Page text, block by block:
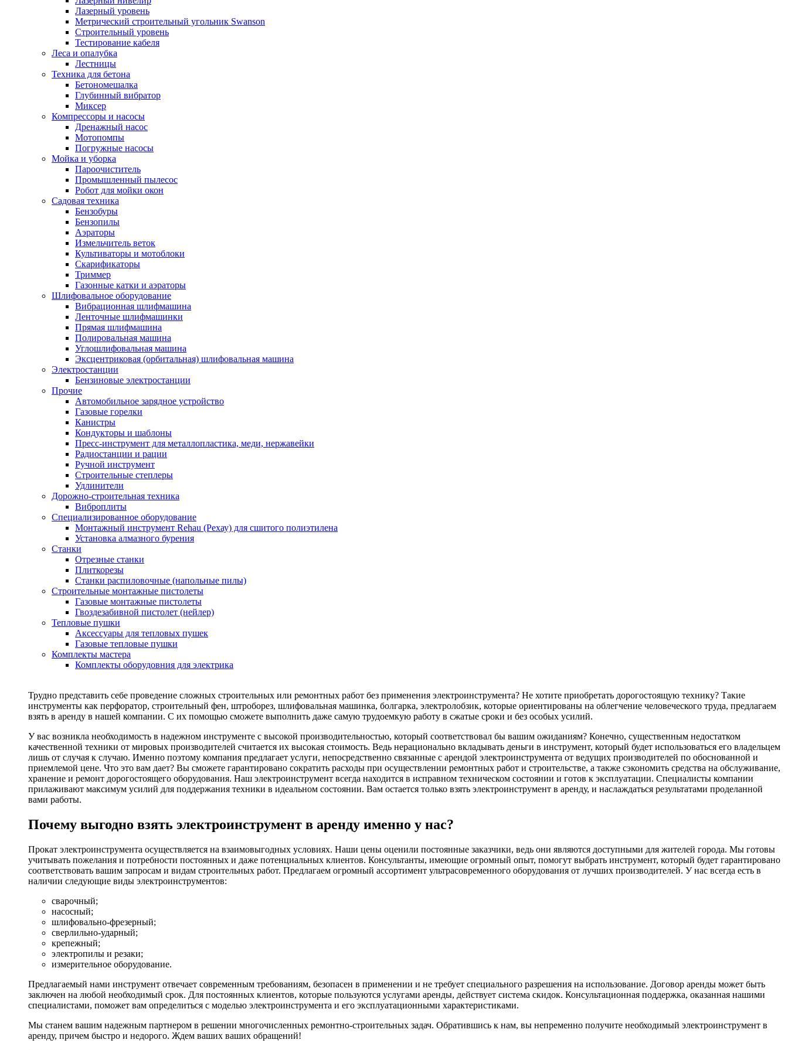
Лазерный уровень
Метрический строительный угольник Swanson
Строительный уровень
Тестирование кабеля
Леса и опалубка
Лестницы
Техника для бетона
Бетономешалка
Глубинный вибратор
Миксер
Компрессоры и насосы
Дренажный насос
Мотопомпы
Погружные насосы
Мойка и уборка
Пароочиститель
Промышленный пылесос
Робот для мойки окон
Садовая техника
Бензобуры
Бензопилы
Аэраторы
Измельчитель веток
Культиваторы и мотоблоки
Скарификаторы
Триммер
Газонные катки и аэраторы
Шлифовальное оборудование
Вибрационная шлифмашина
Ленточные шлифмашинки
Прямая шлифмашина
Полировальная машина
Углошлифовальная машина
Эксцентриковая (орбитальная) шлифовальная машина
Электростанции
Бензиновые электростанции
Прочие
Автомобильное зарядное устройство
Газовые горелки
Канистры
Кондукторы и шаблоны
Пресс-инструмент для металлопластика, меди, нержавейки
Радиостанции и рации
Ручной инструмент
Строительные степлеры
Удлинители
Дорожно-строительная техника
Виброплиты
Специализированное оборудование
Монтажный инструмент Rehau (Рехау) для сшитого полиэтилена
Установка алмазного бурения
Станки
Отрезные станки
Плиткорезы
Станки распиловочные (напольные пилы)
Строительные монтажные пистолеты
Газовые монтажные пистолеты
Гвоздезабивной пистолет (нейлер)
Тепловые пушки
Аксессуары для тепловых пушек
Газовые тепловые пушки
Комплекты мастера
Комплекты оборудовния для электрика
Трудно представить себе проведение сложных строительных или ремонтных работ без применения электроинструмента? Не хотите приобретать дорогостоящую технику? Такие
инструменты как перфоратор, строительный фен, штроборез, шлифовальная машинка, болгарка, электролобзик, которые ориентированы на облегчение человеческого труда, предлагаем
взять в аренду в нашей компании. С их помощью сможете выполнить даже самую трудоемкую работу в сжатые сроки и без особых усилий.
У вас возникла необходимость в надежном инструменте с высокой производительностью, который соответствовал бы вашим ожиданиям? Конечно, существенным недостатком
качественной техники от мировых производителей считается их высокая стоимость. Ведь нерационально вкладывать деньги в инструмент, который будет использоваться его владельцем
лишь от случая к случаю. Именно поэтому компания предлагает услуги, непосредственно связанные с арендой электроинструмента от ведущих производителей по обоснованной и
приемлемой цене. Что это вам дает? Вы сможете гарантировано сократить расходы при осуществлении ремонтных работ и строительстве, а также сэкономить средства на обслуживание,
хранение и ремонт дорогостоящего оборудования. Наш электроинструмент всегда находится в исправном техническом состоянии и готов к эксплуатации. Специалисты компании
прилаживают максимум усилий для поддержания техники в идеальном состоянии. Вам остается только взять электроинструмент в аренду, и наслаждаться результатами проделанной
вами работы.
Почему выгодно взять электроинструмент в аренду именно у нас?
Прокат электроинструмента осуществляется на взаимовыгодных условиях. Наши цены оценили постоянные заказчики, ведь они являются доступными для жителей города. Мы готовы
учитывать пожелания и потребности постоянных и даже потенциальных клиентов. Консультанты, имеющие огромный опыт, помогут выбрать инструмент, который будет гарантировано
соответствовать вашим запросам и видам строительных работ. Предлагаем огромный ассортимент ультрасовременного оборудования от лучших производителей. У нас всегда есть в
наличии следующие виды электроинструментов:
сварочный;
насосный;
шлифовально-фрезерный;
сверлильно-ударный;
крепежный;
электропилы и резаки;
измерительное оборудование.
Предлагаемый нами инструмент отвечает современным требованиям, безопасен в применении и не требует специального разрешения на использование. Договор аренды может быть
заключен на любой необходимый срок. Для постоянных клиентов, которые пользуются услугами аренды, действует система скидок. Консультационная поддержка, оказанная нашими
специалистами, поможет вам определиться с моделью электроинструмента и его эксплуатационными характеристиками.
Мы станем вашим надежным партнером в решении многочисленных ремонтно-строительных задач. Обратившись к нам, вы непременно получите необходимый электроинструмент в
аренду, причем быстро и недорого. Ждем ваших ваших обращений!